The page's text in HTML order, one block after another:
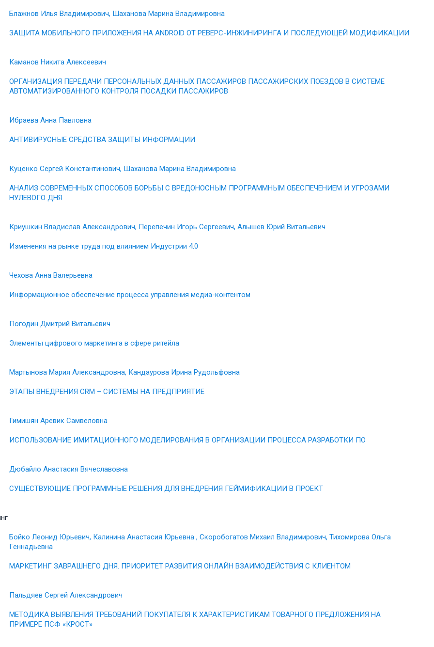
Блажнов Илья Владимирович, Шаханова Марина Владимировна
ЗАЩИТА МОБИЛЬНОГО ПРИЛОЖЕНИЯ НА ANDROID ОТ РЕВЕРС-ИНЖИНИРИНГА И ПОСЛЕДУЮЩЕЙ МОДИФИКАЦИИ
Каманов Никита Алексеевич
ОРГАНИЗАЦИЯ ПЕРЕДАЧИ ПЕРСОНАЛЬНЫХ ДАННЫХ ПАССАЖИРОВ ПАССАЖИРСКИХ ПОЕЗДОВ В СИСТЕМЕ
АВТОМАТИЗИРОВАННОГО КОНТРОЛЯ ПОСАДКИ ПАССАЖИРОВ
Ибраева Анна Павловна
АНТИВИРУСНЫЕ СРЕДСТВА ЗАЩИТЫ ИНФОРМАЦИИ
Куценко Сергей Константинович, Шаханова Марина Владимировна
АНАЛИЗ СОВРЕМЕННЫХ СПОСОБОВ БОРЬБЫ С ВРЕДОНОСНЫМ ПРОГРАММНЫМ ОБЕСПЕЧЕНИЕМ И УГРОЗАМИ
НУЛЕВОГО ДНЯ
Криушкин Владислав Александрович, Перепечин Игорь Сергеевич, Алышев Юрий Витальевич
Изменения на рынке труда под влиянием Индустрии 4.0
Чехова Анна Валерьевна
Информационное обеспечение процесса управления медиа-контентом
Погодин Дмитрий Витальевич
Элементы цифрового маркетинга в сфере ритейла
Мартынова Мария Александровна, Кандаурова Ирина Рудольфовна
ЭТАПЫ ВНЕДРЕНИЯ СRM – СИСТЕМЫ НА ПРЕДПРИЯТИЕ
Гимишян Аревик Самвеловна
ИСПОЛЬЗОВАНИЕ ИМИТАЦИОННОГО МОДЕЛИРОВАНИЯ В ОРГАНИЗАЦИИ ПРОЦЕССА РАЗРАБОТКИ ПО
Дюбайло Анастасия Вячеславовна
СУЩЕСТВУЮЩИЕ ПРОГРАММНЫЕ РЕШЕНИЯ ДЛЯ ВНЕДРЕНИЯ ГЕЙМИФИКАЦИИ В ПРОЕКТ
Бойко Леонид Юрьевич, Калинина Анастасия Юрьевна , Скоробогатов Михаил Владимирович, Тихомирова Ольга
Геннадьевна
МАРКЕТИНГ ЗАВРАШНЕГО ДНЯ. ПРИОРИТЕТ РАЗВИТИЯ ОНЛАЙН ВЗАИМОДЕЙСТВИЯ С КЛИЕНТОМ
Пальдяев Сергей Александрович
МЕТОДИКА ВЫЯВЛЕНИЯ ТРЕБОВАНИЙ ПОКУПАТЕЛЯ К ХАРАКТЕРИСТИКАМ ТОВАРНОГО ПРЕДЛОЖЕНИЯ НА
ПРИМЕРЕ ПСФ «КРОСТ»